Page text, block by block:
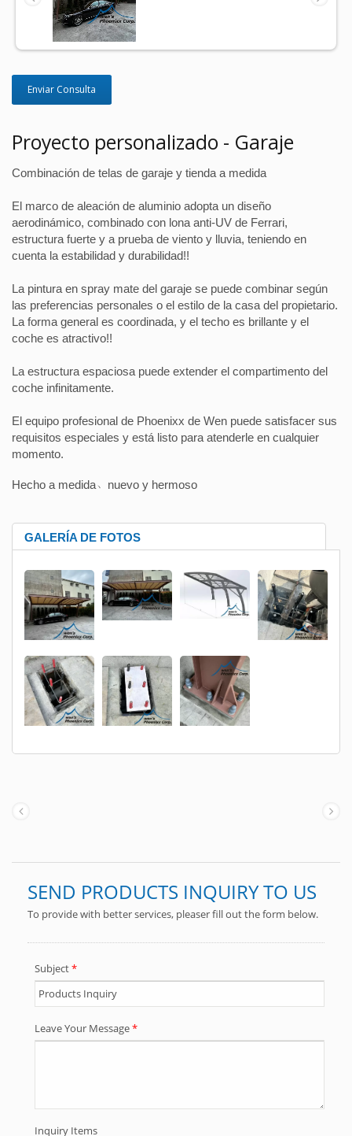
Enviar Consulta
Proyecto personalizado - Garaje
Combinación de telas de garaje y tienda a medida
El marco de aleación de aluminio adopta un diseño
aerodinámico, combinado con lona anti-UV de Ferrari,
estructura fuerte y a prueba de viento y lluvia, teniendo en
cuenta la estabilidad y durabilidad!!
La pintura en spray mate del garaje se puede combinar según
las preferencias personales o el estilo de la casa del propietario.
La forma general es coordinada, y el techo es brillante y el
coche es atractivo!!
La estructura espaciosa puede extender el compartimento del
coche infinitamente.
El equipo profesional de Phoenixx de Wen puede satisfacer sus
requisitos especiales y está listo para atenderle en cualquier
momento.
Hecho a medida﹅nuevo y hermoso
GALERÍA DE FOTOS